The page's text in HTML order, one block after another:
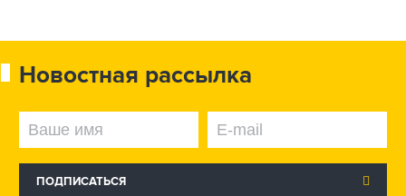
Новостная рассылка
ПОДПИСАТЬСЯ